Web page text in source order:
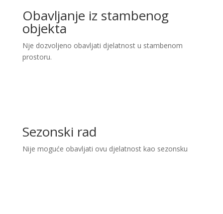
Obavljanje iz stambenog
objekta
Nje dozvoljeno obavljati djelatnost u stambenom
prostoru.
Sezonski rad
Nije moguće obavljati ovu djelatnost kao sezonsku